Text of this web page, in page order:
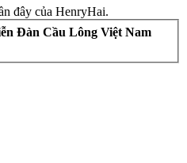
đây của HenryHai.
Đàn Cầu Lông Việt Nam